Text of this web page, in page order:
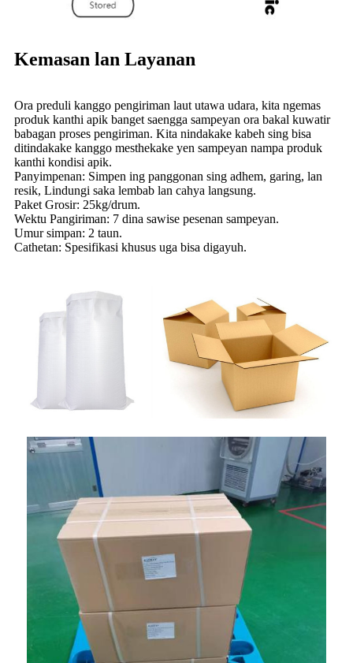
Kemasan lan Layanan
Ora preduli kanggo pengiriman laut utawa udara, kita ngemas
produk kanthi apik banget saengga sampeyan ora bakal kuwatir
babagan proses pengiriman. Kita nindakake kabeh sing bisa
ditindakake kanggo mesthekake yen sampeyan nampa produk
kanthi kondisi apik.
Panyimpenan: Simpen ing panggonan sing adhem, garing, lan
resik, Lindungi saka lembab lan cahya langsung.
Paket Grosir: 25kg/drum.
Wektu Pangiriman: 7 dina sawise pesenan sampeyan.
Umur simpan: 2 taun.
Cathetan: Spesifikasi khusus uga bisa digayuh.